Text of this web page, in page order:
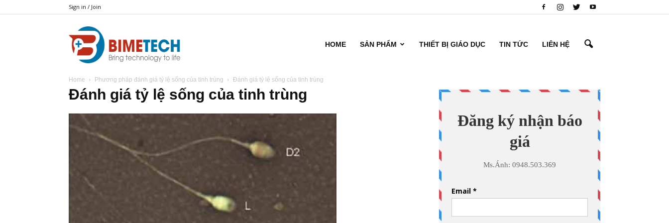
Sign in / Join
HOME SẢN PHẨM THIẾT BỊ GIÁO DỤC TIN TỨC LIÊN HỆ
Home Phương pháp đánh giá tỷ lệ sống của tinh trùng Đánh giá tỷ lệ sống của tinh trùng
Đánh giá tỷ lệ sống của tinh trùng